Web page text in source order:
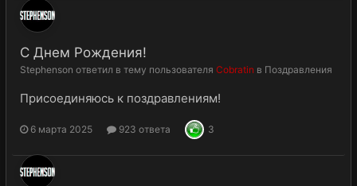
С Днем Рождения!
Stephenson ответил в тему пользователя Cobratin в Поздравления
Присоединяюсь к поздравлениям!
6 марта 2025 923 ответа 3